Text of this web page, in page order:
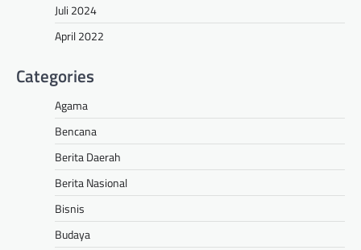
Juli 2024
April 2022
Categories
Agama
Bencana
Berita Daerah
Berita Nasional
Bisnis
Budaya